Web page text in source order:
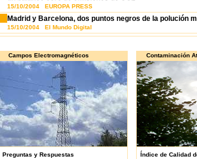
15/10/2004 EUROPA PRESS
Madrid y Barcelona, dos puntos negros de la polución
15/10/2004 El Mundo Digital
Campos Electromagnéticos
Preguntas y Respuestas
Contaminación
Índice de Calidad